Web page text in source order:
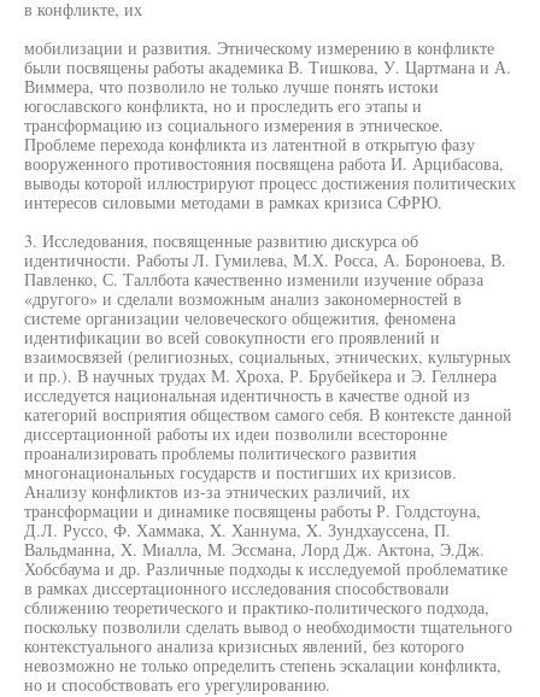
в конфликте, их
мобилизации и развития. Этническому измерению в конфликте
были посвящены работы академика В. Тишкова, У. Цартмана и А.
Виммера, что позволило не только лучше понять истоки
югославского конфликта, но и проследить его этапы и
трансформацию из социального измерения в этническое.
Проблеме перехода конфликта из латентной в открытую фазу
вооруженного противостояния посвящена работа И. Арцибасова,
выводы которой иллюстрируют процесс достижения политических
интересов силовыми методами в рамках кризиса СФРЮ.
3. Исследования, посвященные развитию дискурса об
идентичности. Работы Л. Гумилева, М.Х. Росса, А. Бороноева, В.
Павленко, С. Таллбота качественно изменили изучение образа
«другого» и сделали возможным анализ закономерностей в
системе организации человеческого общежития, феномена
идентификации во всей совокупности его проявлений и
взаимосвязей (религиозных, социальных, этнических, культурных
и пр.). В научных трудах М. Хроха, Р. Брубейкера и Э. Геллнера
исследуется национальная идентичность в качестве одной из
категорий восприятия обществом самого себя. В контексте данной
диссертационной работы их идеи позволили всесторонне
проанализировать проблемы политического развития
многонациональных государств и постигших их кризисов.
Анализу конфликтов из-за этнических различий, их
трансформации и динамике посвящены работы Р. Голдстоуна,
Д.Л. Руссо, Ф. Хаммака, X. Ханнума, X. Зундхауссена, П.
Вальдманна, X. Миалла, М. Эссмана, Лорд Дж. Актона, Э.Дж.
Хобсбаума и др. Различные подходы к исследуемой проблематике
в рамках диссертационного исследования способствовали
сближению теоретического и практико-политического подхода,
поскольку позволили сделать вывод о необходимости тщательного
контекстуального анализа кризисных явлений, без которого
невозможно не только определить степень эскалации конфликта,
но и способствовать его урегулированию.